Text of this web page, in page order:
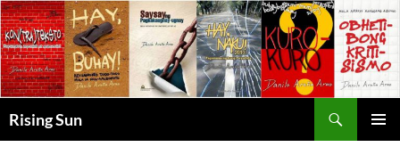
Skip
to
content
Rising Sun